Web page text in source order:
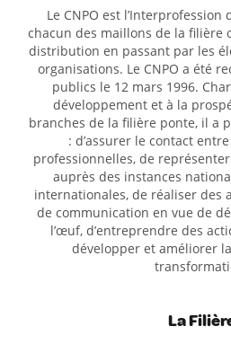
Le CNPO est
chacun des maillons de la filière
distribution en passant par les
organisations. Le CNPO a été
publics le 12 mars 1996.
développement et à la
branches de la filière ponte, il a
: d’assurer le contact
professionnelles, de
auprès des instances
internationales, de réaliser des
de communication en vue de
l’œuf, d’entreprendre des
développer et améliorer
La